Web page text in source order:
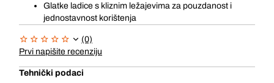
Glatke ladice s kliznim ležajevima za pouzdanost i
jednostavnost korištenja
(0)
Prvi napišite recenziju
Tehnički podaci